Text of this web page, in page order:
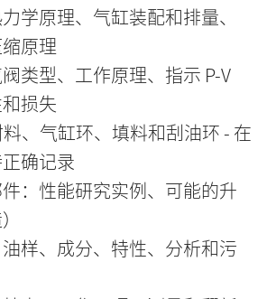
学原理、气缸装配和排量、
原理
类型、工作原理、指示 P-V
损失
料、气缸环、填料和刮油环 - 在
确记录
：性能研究实例、可能的升
样、成分、特性、分析和污